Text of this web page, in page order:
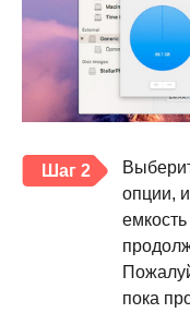
Шаг 2
опции,
пока